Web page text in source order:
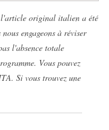
l'article original italien a été
engageons à réviser
l'absence totale
Vous pouvez
Si vous trouvez une